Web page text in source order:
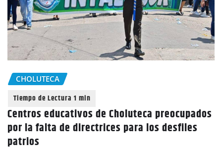
CHOLUTECA
Centros educativos de Choluteca preocupados
por la falta de directrices para los desfiles
patrios